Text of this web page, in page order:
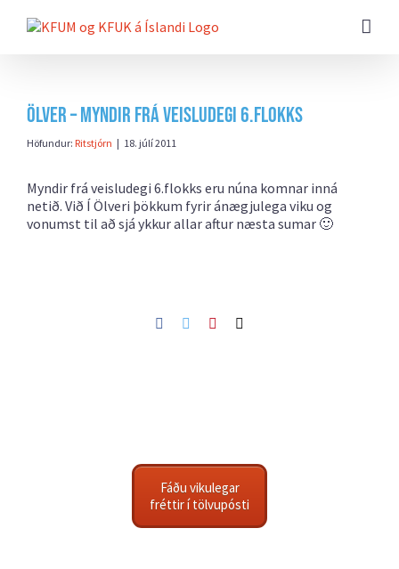
beint
Ölver – myndir frá veisludegi 6.flokks
Höfundur: Ritstjórn | 18. júlí 2011
Myndir frá veisludegi 6.flokks eru núna komnar inná
netið. Við Í Ölveri þökkum fyrir ánægjulega viku og
vonumst til að sjá ykkur allar aftur næsta sumar 🙂
Facebook
TwitterPinterest
Fáðu vikulegar
fréttir í tölvupósti